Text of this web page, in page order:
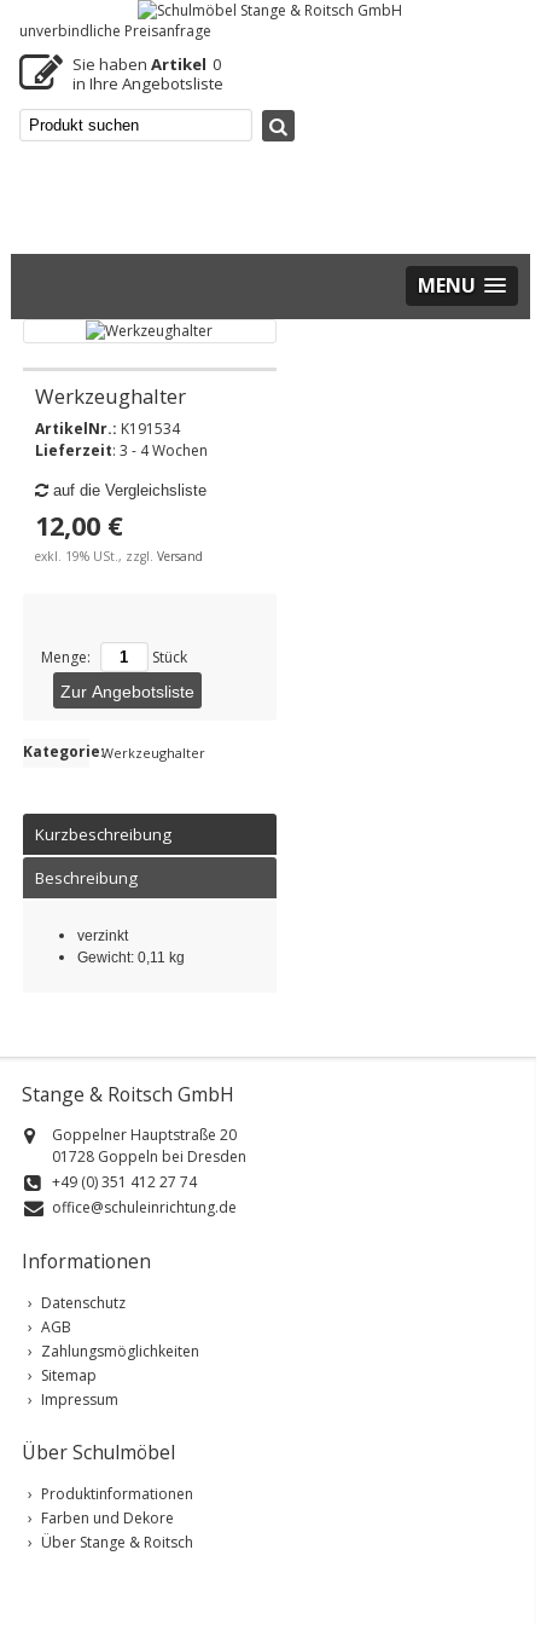
unverbindliche Preisanfrage
Sie haben 0
Artikel
in Ihre Angebotsliste
MENU
Werkzeughalter
ArtikelNr.: K191534
Lieferzeit: 3 - 4 Wochen
auf die Vergleichsliste
12,00 €
exkl. 19% USt., zzgl. Versand
Menge: Stück
Zur Angebotsliste
Kategorie:Werkzeughalter
Kurzbeschreibung
Beschreibung
verzinkt
Gewicht: 0,11 kg
Stange & Roitsch GmbH
Goppelner Hauptstraße 20
01728 Goppeln bei Dresden
+49 (0) 351 412 27 74
office@schuleinrichtung.de
Informationen
Datenschutz
AGB
Zahlungsmöglichkeiten
Sitemap
Impressum
Über Schulmöbel
Produktinformationen
Farben und Dekore
Über Stange & Roitsch